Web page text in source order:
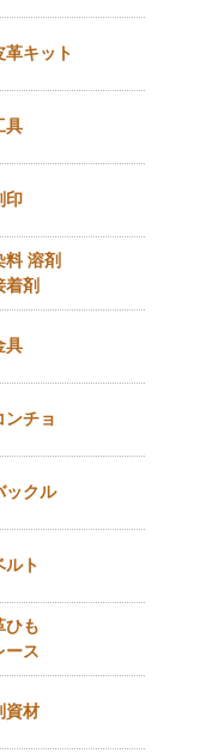
革キット
具
印
料 溶剤
着剤
具
ンチョ
ックル
ルト
ひも
ース
資材